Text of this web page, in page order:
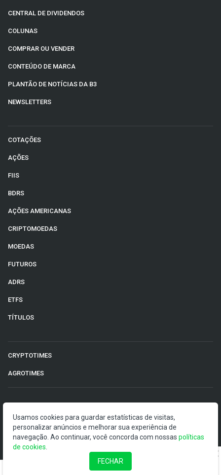
CENTRAL DE DIVIDENDOS
COLUNAS
COMPRAR OU VENDER
CONTEÚDO DE MARCA
PLANTÃO DE NOTÍCIAS DA B3
NEWSLETTERS
COTAÇÕES
AÇÕES
FIIS
BDRS
AÇÕES AMERICANAS
CRIPTOMOEDAS
MOEDAS
FUTUROS
ADRS
ETFS
TÍTULOS
CRYPTOTIMES
AGROTIMES
O Money Times publica matérias de cunho jornalístico, que
visam a democratização da informação. Nossas
publicações devem ser compreendidas como boletins
anunciadores e divulgadores, e não como uma
Usamos cookies para guardar estatísticas de visitas,
personalizar anúncios e melhorar sua experiência de
navegação. Ao continuar, você concorda com nossas políticas
de cookies
FECHAR